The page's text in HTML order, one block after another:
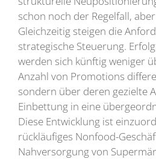
schon noch der Regelfall,
Gleichzeitig steigen die
strategische Steuerung.
werden sich künftig weniger
Anzahl von Promotions
sondern über deren gezielte
Einbettung in eine
Diese Entwicklung ist
rückläufiges Nonfood-
Nahversorgung von